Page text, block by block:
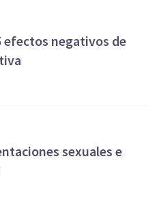
efectos negativos de
sexuales e